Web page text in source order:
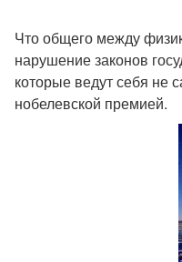
Что общего между
нарушение законов
которые ведут себя
нобелевской премией.